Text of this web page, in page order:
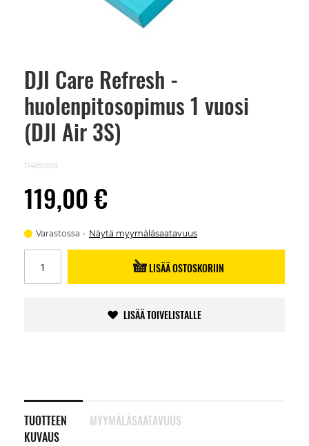
DJI Care Refresh -
huolenpitosopimus 1 vuosi
(DJI Air 3S)
11489598
119,00 €
Varastossa Näytä myymäläsaatavuus
LISÄÄ OSTOSKORIIN
LISÄÄ TOIVELISTALLE
TUOTTEEN
KUVAUS
MYYMÄLÄSAATAVUUS
Skip
beginning
images